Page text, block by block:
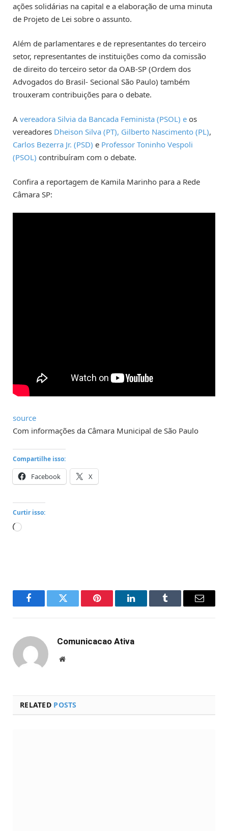
ações solidárias na capital e a elaboração de uma minuta
de Projeto de Lei sobre o assunto.
Além de parlamentares e de representantes do terceiro
setor, representantes de instituições como da comissão
de direito do terceiro setor da OAB-SP (Ordem dos
Advogados do Brasil- Secional São Paulo) também
trouxeram contribuições para o debate.
A vereadora Silvia da Bancada Feminista (PSOL) e os
vereadores Dheison Silva (PT), Gilberto Nascimento (PL),
Carlos Bezerra Jr. (PSD) e Professor Toninho Vespoli
(PSOL) contribuíram com o debate.
Confira a reportagem de Kamila Marinho para a Rede
Câmara SP:
source
Com informações da Câmara Municipal de São Paulo
Compartilhe isso:
Facebook X
Curtir isso:
Carregando...
FacebookTwitter Pinterest LinkedInTumblr Email
Comunicacao Ativa
Website
RELATED POSTS